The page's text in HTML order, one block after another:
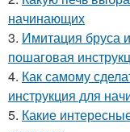
начинающих
3. Имитация бруса
пошаговая
4. Как самому
инструкция для
5. Какие